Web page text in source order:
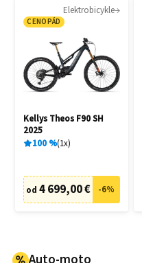
Elektrobicykle
CENOPÁD
Kellys Theos F90 SH
2025
100% 1x
od 4 699,00 € -6%